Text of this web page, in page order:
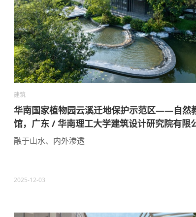
建筑
华南国家植物园云溪迁地保护示范区——自然
馆，广东 / 华南理工大学建筑设计研究院有限
融于山水、内外渗透
2025-12-03